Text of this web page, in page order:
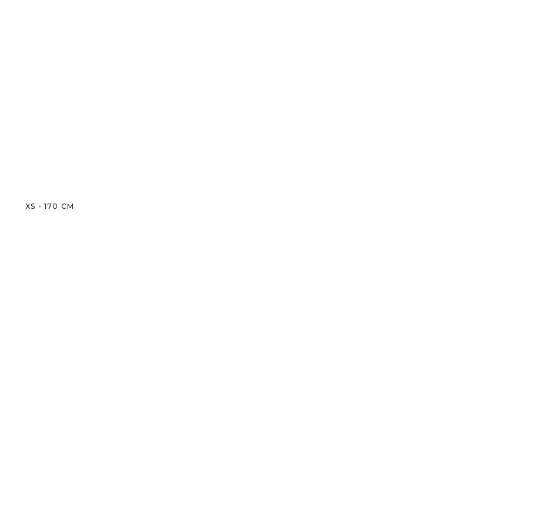
XS - 170 CM